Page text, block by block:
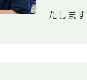
たしま